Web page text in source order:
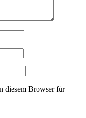
diesem Browser für